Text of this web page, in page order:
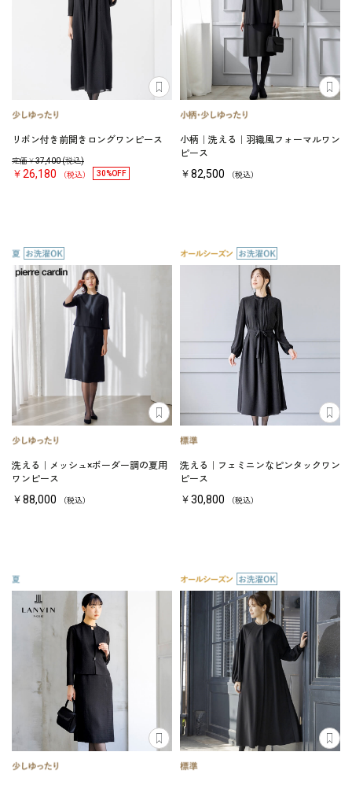
リボン付き前開きロングワンピース
定価￥37,400(税込)
￥26,180 （税込） 30%OFF
小柄｜洗える｜羽織風フォーマルワン
ピース
￥82,500 （税込）
洗える｜メッシュ×ボーダー調の夏用
ワンピース
￥88,000 （税込）
洗える｜フェミニンなピンタックワン
ピース
￥30,800 （税込）